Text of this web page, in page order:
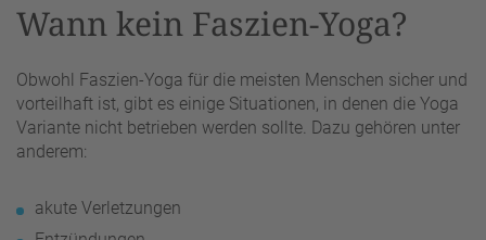
Wann kein Faszien-Yoga?
Obwohl Faszien-Yoga für die meisten Menschen sicher und
vorteilhaft ist, gibt es einige Situationen, in denen die Yoga
Variante nicht betrieben werden sollte. Dazu gehören unter
anderem:
akute Verletzungen